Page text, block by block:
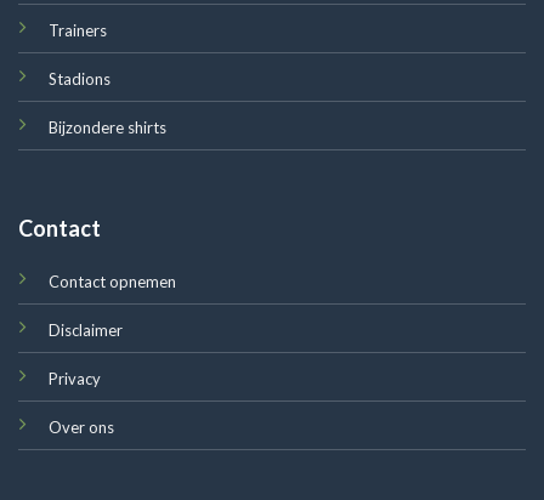
Trainers
Stadions
Bijzondere shirts
Contact
Contact opnemen
Disclaimer
Privacy
Over ons